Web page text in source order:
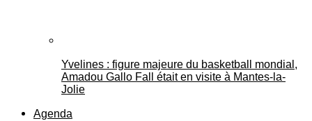
Yvelines : figure majeure du basketball mondial,
Amadou Gallo Fall était en visite à Mantes-la-
Jolie
Agenda